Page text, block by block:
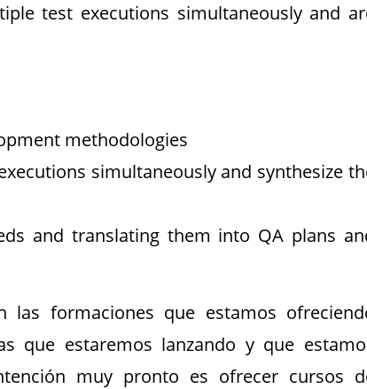
test executions simultaneously and
methodologies
simultaneously and synthesize
and translating them into QA plans
las formaciones que estamos
que estaremos lanzando y que
muy pronto es ofrecer cursos